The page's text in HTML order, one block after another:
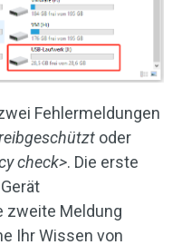
Fehlermeldungen
oder
check>. Die erste
zweite Meldung
Ihr Wissen von